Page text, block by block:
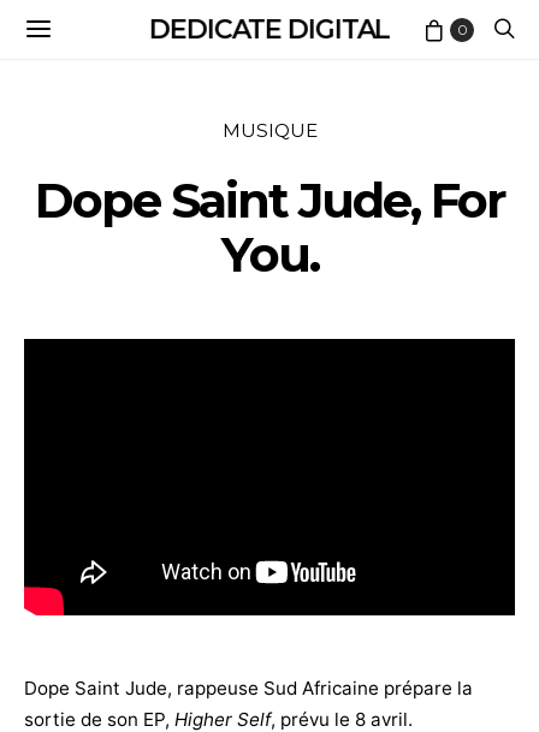
DEDICATE DIGITAL 0
MUSIQUE
Dope Saint Jude, For
You.
Dope Saint Jude, rappeuse Sud Africaine prépare la
sortie de son EP, Higher Self, prévu le 8 avril.